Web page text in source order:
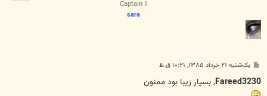
Captain II
sara
پ
ت
یک‌شنبه ۲۱ خرداد ۱۳۸۵, ۱۰:۲۱ ق.ظ
Fareed3230, بسيار زيبا بود ممنون